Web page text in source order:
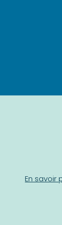
En savoir